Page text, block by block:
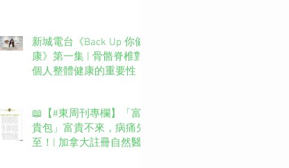
新城電台《Back Up 你健
康》第一集 | 骨骼脊椎對
個人整體健康的重要性
📖【#東周刊專欄】「富
貴包」富貴不來，病痛先
至！| 加拿大註冊自然醫